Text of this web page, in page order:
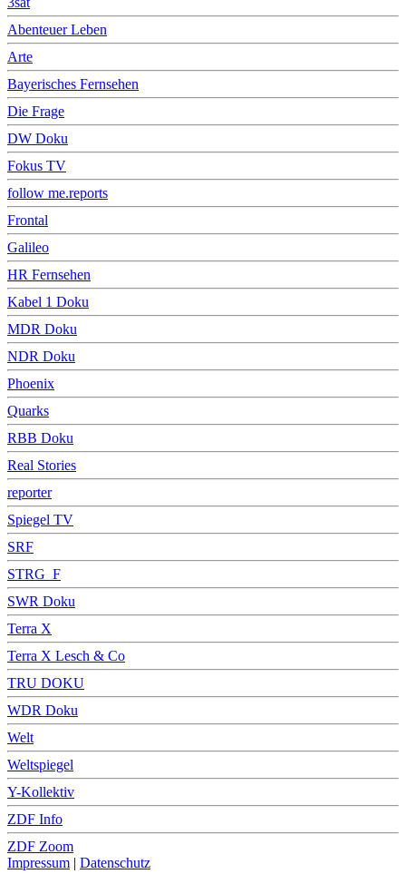
Abenteuer Leben
Arte
Bayerisches Fernsehen
Die Frage
DW Doku
Fokus TV
follow me.reports
Frontal
Galileo
HR Fernsehen
Kabel 1 Doku
MDR Doku
NDR Doku
Phoenix
Quarks
RBB Doku
Real Stories
reporter
Spiegel TV
SRF
STRG_F
SWR Doku
Terra X
Terra X Lesch & Co
TRU DOKU
WDR Doku
Welt
Weltspiegel
Y-Kollektiv
ZDF Info
ZDF Zoom
Impressum | Datenschutz